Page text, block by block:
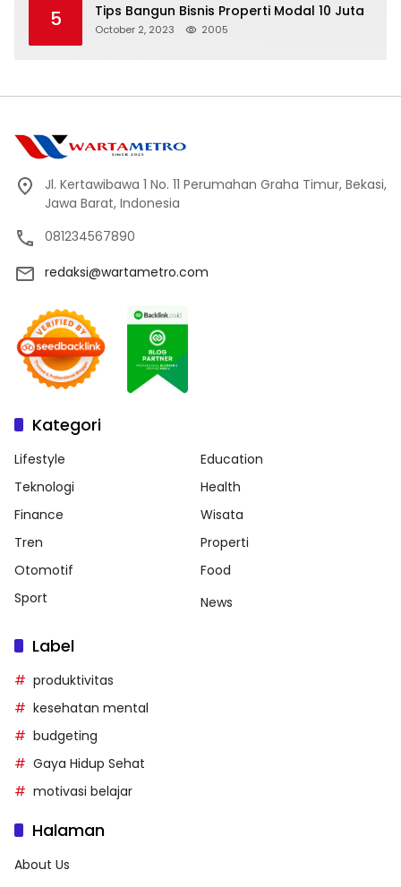
5 Tips Bangun Bisnis Properti Modal 10 Juta
October 2, 2023 2005
Jl. Kertawibawa 1 No. 11 Perumahan Graha Timur, Bekasi,
Jawa Barat, Indonesia
081234567890
redaksi@wartametro.com
Kategori
Lifestyle
Education
Teknologi
Health
Finance
Wisata
Tren
Properti
Otomotif
Food
Sport
News
Label
produktivitas
kesehatan mental
budgeting
Gaya Hidup Sehat
motivasi belajar
Halaman
About Us